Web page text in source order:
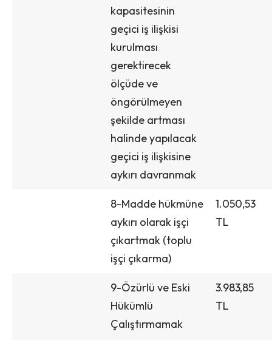
kapasitesinin
geçici iş ilişkisi
kurulması
gerektirecek
ölçüde ve
öngörülmeyen
şekilde artması
halinde yapılacak
geçici iş ilişkisine
aykırı davranmak
8-Madde hükmüne
aykırı olarak işçi
çıkartmak (toplu
işçi çıkarma)
1.050,53
TL
9-Özürlü ve Eski
Hükümlü
Çalıştırmamak
3.983,85
TL